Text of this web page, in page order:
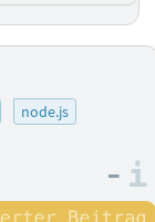
node.js
–